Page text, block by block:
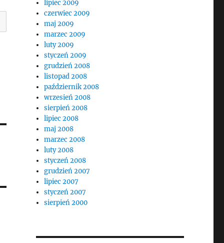
lipiec 2009
czerwiec 2009
maj 2009
marzec 2009
luty 2009
styczeń 2009
grudzień 2008
listopad 2008
październik 2008
wrzesień 2008
sierpień 2008
lipiec 2008
maj 2008
marzec 2008
luty 2008
styczeń 2008
grudzień 2007
lipiec 2007
styczeń 2007
sierpień 2000